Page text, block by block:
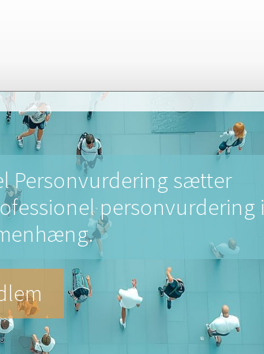
Personvurdering sætter
personvurdering i